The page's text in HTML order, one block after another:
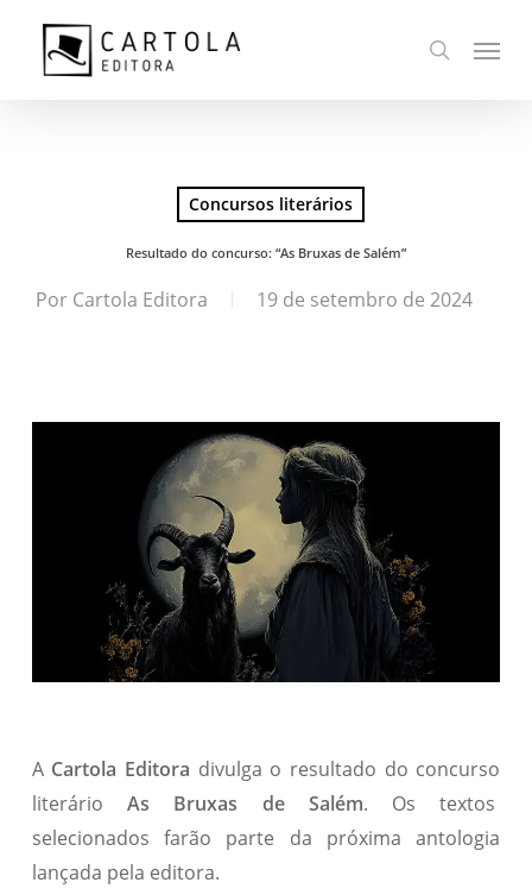
busca
Menu
Concursos literários
Resultado do concurso: “As Bruxas de Salém”
Por Cartola Editora 19 de setembro de 2024
A Cartola Editora divulga o resultado do concurso
literárioAs Bruxas de Salém. Os textos
selecionados farão parte da próxima antologia
lançada pela editora.